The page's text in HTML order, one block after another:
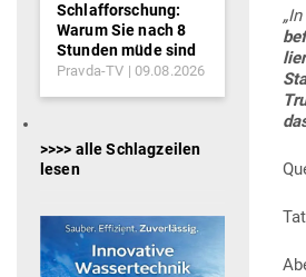
Schlafforschung:
Warum Sie nach 8
Stunden müde sind
Pravda-TV 09.08.2026
>>>> alle Schlagzeilen
lesen